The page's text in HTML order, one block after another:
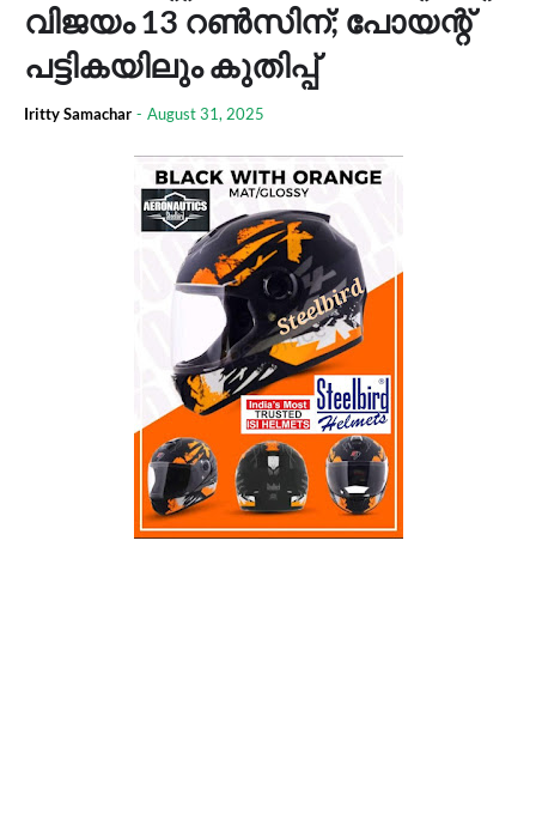
വിജയം 13 റണ്‍സിന്; പോയന്റ്
പട്ടികയിലും കുതിപ്പ്
Iritty Samachar - August 31, 2025